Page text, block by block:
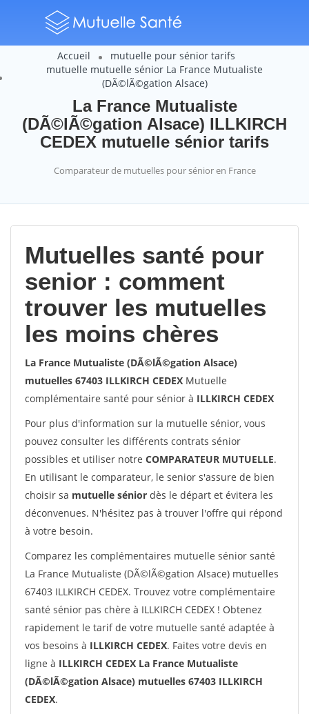
Accueil
mutuelle pour sénior tarifs
mutuelle mutuelle sénior La France Mutualiste
(DÃ©lÃ©gation Alsace)
La France Mutualiste
(DÃ©lÃ©gation Alsace) ILLKIRCH
CEDEX mutuelle sénior tarifs
Comparateur de mutuelles pour sénior en France
Mutuelles santé pour
senior : comment
trouver les mutuelles
les moins chères
La France Mutualiste (DÃ©lÃ©gation Alsace)
mutuelles 67403 ILLKIRCH CEDEX Mutuelle
complémentaire santé pour sénior à ILLKIRCH CEDEX
Pour plus d'information sur la mutuelle sénior, vous
pouvez consulter les différents contrats sénior
possibles et utiliser notre COMPARATEUR MUTUELLE.
En utilisant le comparateur, le senior s'assure de bien
choisir sa mutuelle sénior dès le départ et évitera les
déconvenues. N'hésitez pas à trouver l'offre qui répond
à votre besoin.
Comparez les complémentaires mutuelle sénior santé
La France Mutualiste (DÃ©lÃ©gation Alsace) mutuelles
67403 ILLKIRCH CEDEX. Trouvez votre complémentaire
santé sénior pas chère à ILLKIRCH CEDEX ! Obtenez
rapidement le tarif de votre mutuelle santé adaptée à
vos besoins à ILLKIRCH CEDEX. Faites votre devis en
ligne à ILLKIRCH CEDEX La France Mutualiste
(DÃ©lÃ©gation Alsace) mutuelles 67403 ILLKIRCH
CEDEX.